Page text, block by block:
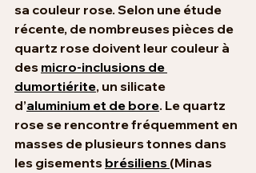
sa couleur rose. Selon une étude
récente, de nombreuses pièces de
quartz rose doivent leur couleur à
des micro-inclusions de
dumortiérite, un silicate
d’aluminium et de bore. Le quartz
rose se rencontre fréquemment en
masses de plusieurs tonnes dans
les gisements brésiliens (Minas